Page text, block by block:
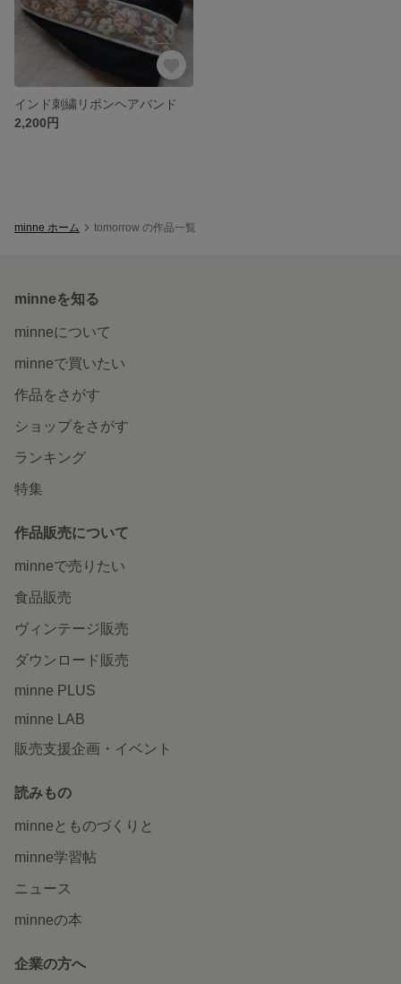
インド刺繍リボンヘアバンド
2,200円
minne ホーム tomorrow の作品一覧
minneを知る
minneについて
minneで買いたい
作品をさがす
ショップをさがす
ランキング
特集
作品販売について
minneで売りたい
食品販売
ヴィンテージ販売
ダウンロード販売
minne PLUS
minne LAB
販売支援企画・イベント
読みもの
minneとものづくりと
minne学習帖
ニュース
minneの本
企業の方へ